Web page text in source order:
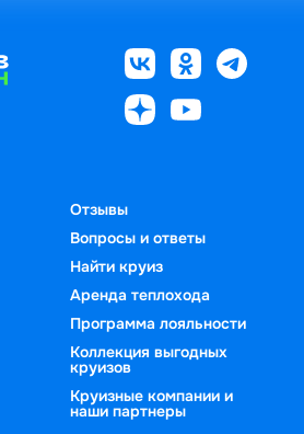
Отзывы
Вопросы и ответы
Найти круиз
Аренда теплохода
Программа лояльности
Коллекция выгодных
круизов
Круизные компании и
наши партнеры